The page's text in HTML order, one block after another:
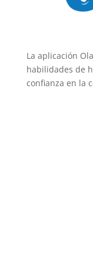
La aplicación
habilidades de
confianza en la